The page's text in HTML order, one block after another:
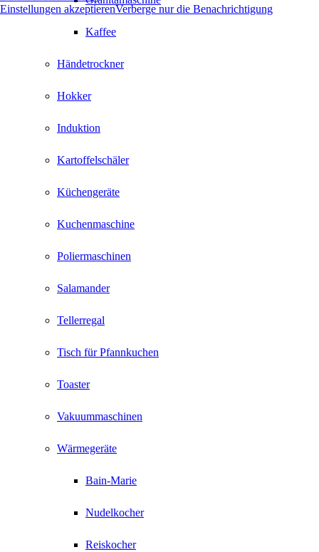
Kaffee
Händetrockner
Hokker
Induktion
Kartoffelschäler
Küchengeräte
Kuchenmaschine
Poliermaschinen
Salamander
Tellerregal
Tisch für Pfannkuchen
Toaster
Vakuummaschinen
Wärmegeräte
Bain-Marie
Nudelkocher
Reiskocher
Einstellungen akzeptierenVerberge nur die Benachrichtigung